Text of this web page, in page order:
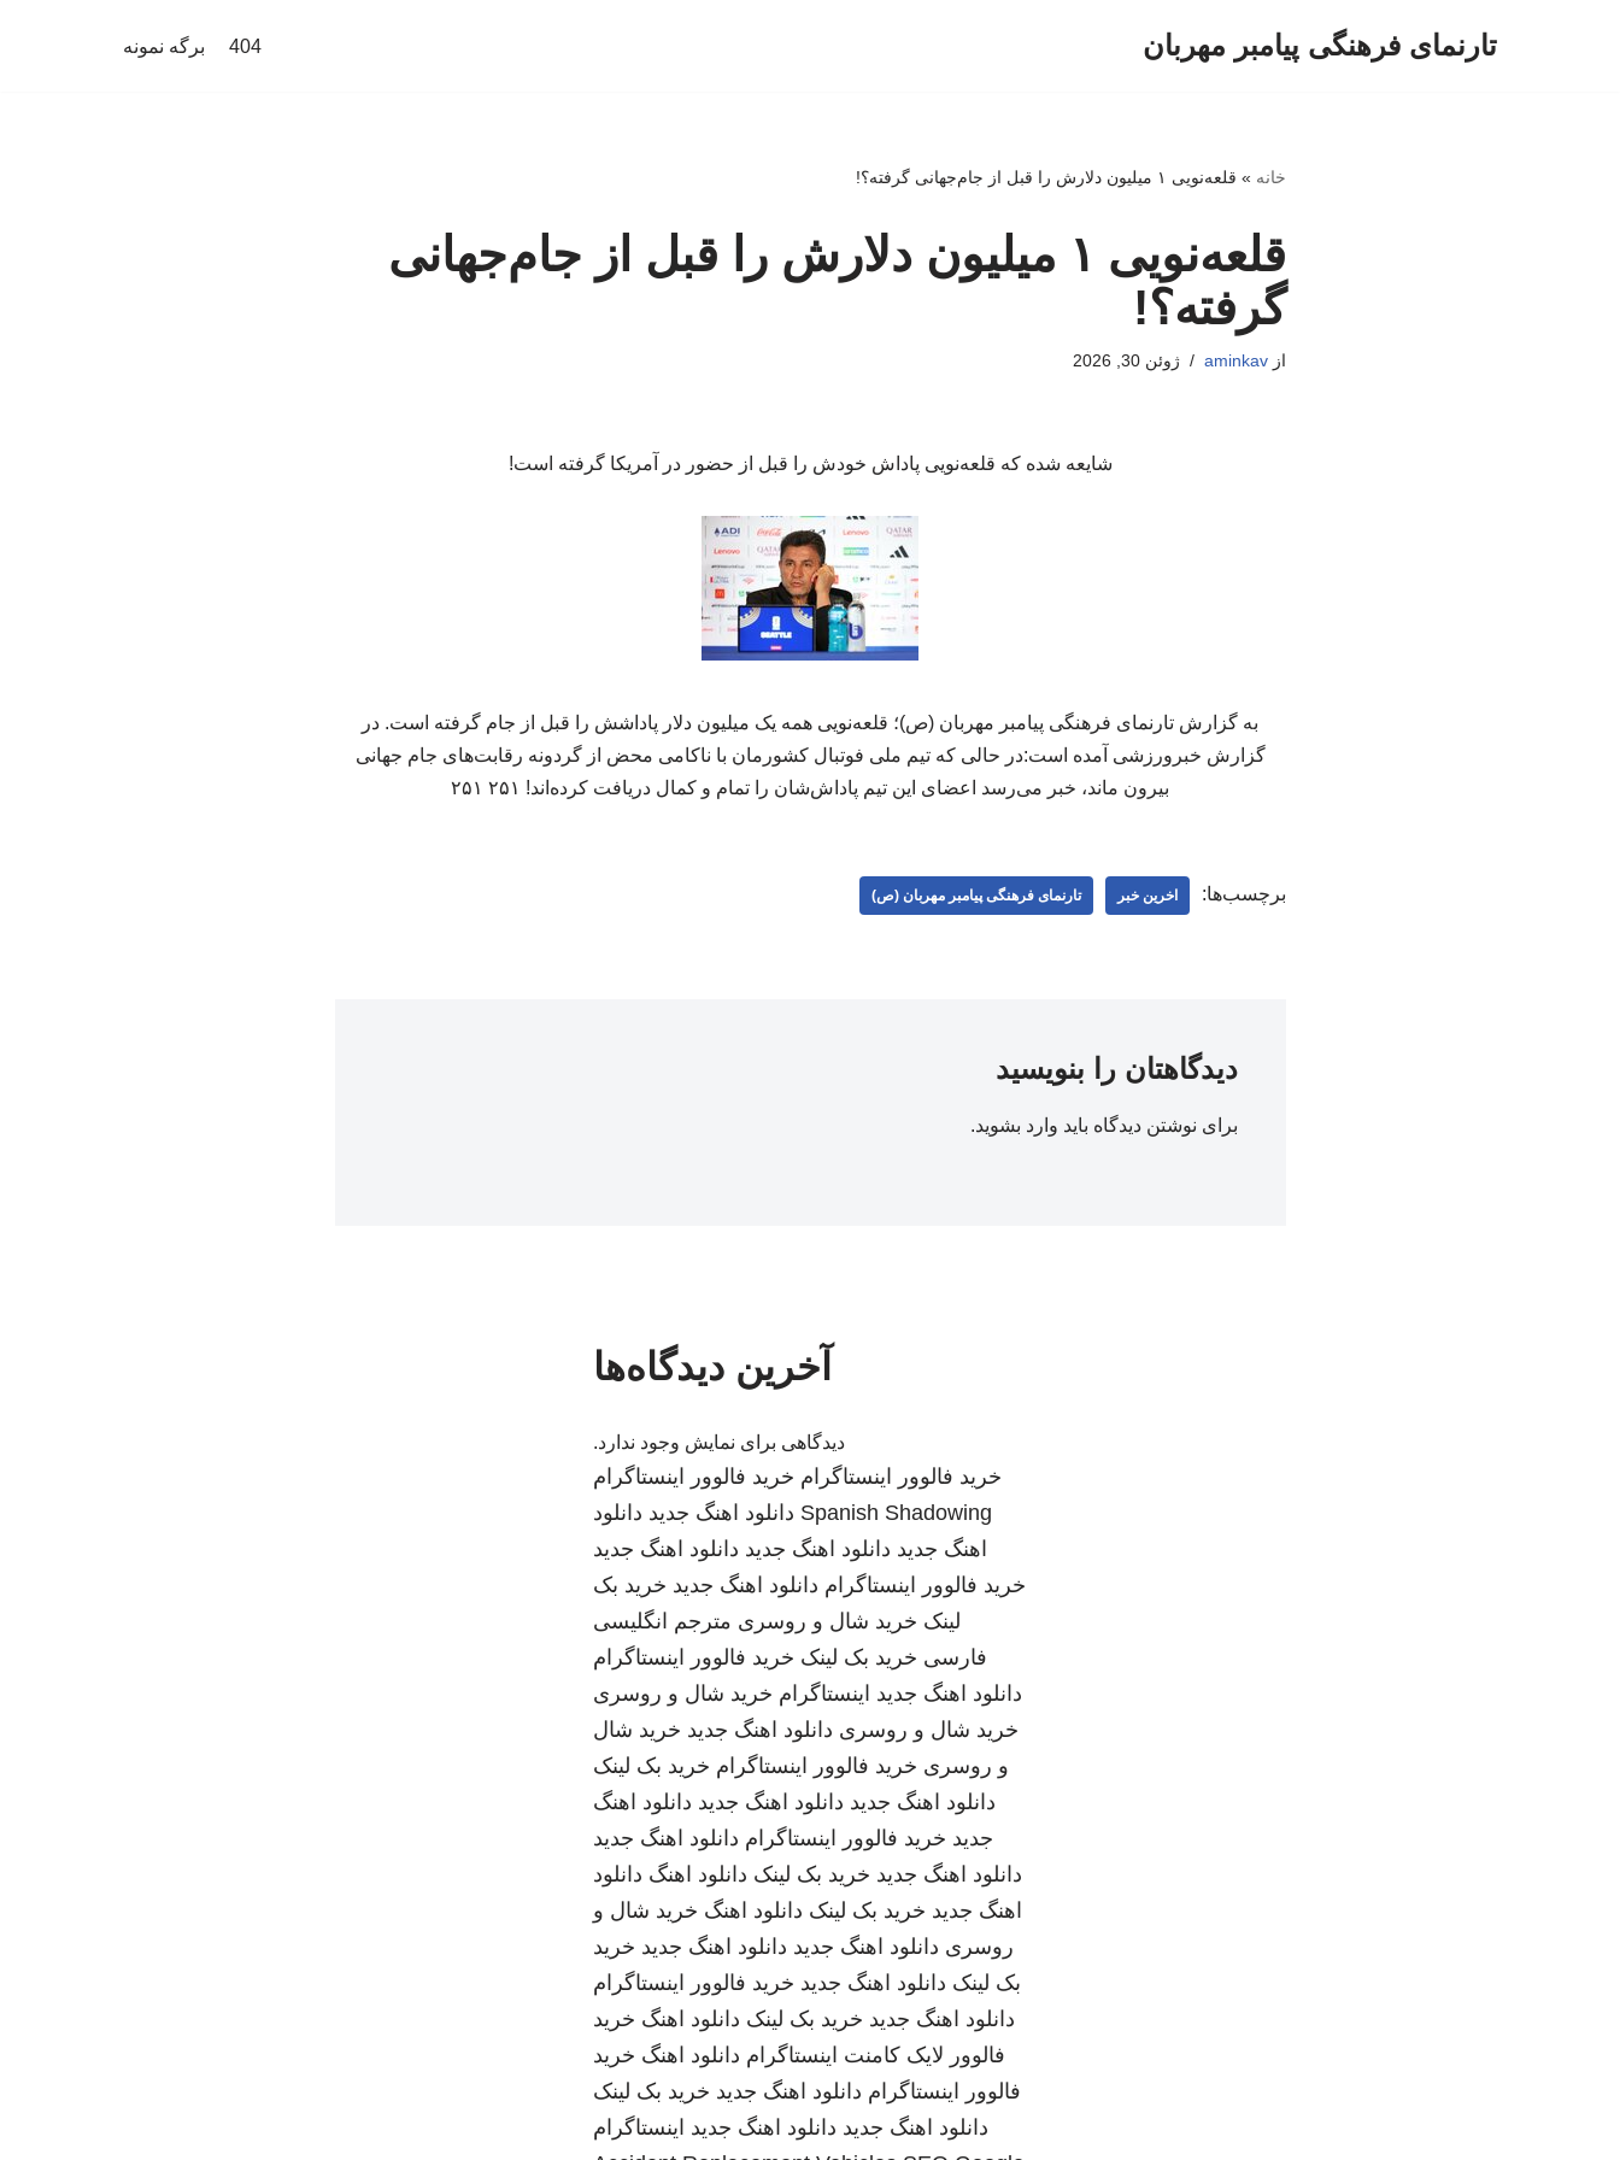
تارنمای فرهنگی پیامبر مهربان 404 برگه نمونه
خانه » قلعه‌نویی ۱ میلیون دلارش را قبل از جام‌جهانی گرفته؟!
قلعه‌نویی ۱ میلیون دلارش را قبل از جام‌جهانی
گرفته؟!
ازaminkav ژوئن 30, 2026
شایعه شده که قلعه‌نویی پاداش خودش را قبل از حضور در آمریکا گرفته است!
به گزارش تارنمای فرهنگی پیامبر مهربان (ص)؛ قلعه‌نویی همه یک میلیون دلار پاداشش را قبل از جام گرفته است. در
گزارش خبرورزشی آمده است:در حالی که تیم ملی فوتبال کشورمان با ناکامی محض از گردونه رقابت‌های جام جهانی
بیرون ماند، خبر می‌رسد اعضای این تیم پاداش‌شان را تمام و کمال دریافت کرده‌اند! ۲۵۱ ۲۵۱
برچسب‌ها: اخرین خبر تارنمای فرهنگی پیامبر مهربان (ص)
دیدگاهتان را بنویسید
برای نوشتن دیدگاه باید وارد بشوید.
آخرین دیدگاه‌ها
دیدگاهی برای نمایش وجود ندارد.
خرید فالوور اینستاگرام خرید فالوور اینستاگرام
Spanish Shadowing دانلود اهنگ جدید دانلود
اهنگ جدید دانلود اهنگ جدید دانلود اهنگ جدید
خرید فالوور اینستاگرام دانلود اهنگ جدید خرید بک
لینک خرید شال و روسری مترجم انگلیسی
فارسی خرید بک لینک خرید فالوور اینستاگرام
دانلود اهنگ جدید اینستاگرام خرید شال و روسری
خرید شال و روسری دانلود اهنگ جدید خرید شال
و روسری خرید فالوور اینستاگرام خرید بک لینک
دانلود اهنگ جدید دانلود اهنگ جدید دانلود اهنگ
جدید خرید فالوور اینستاگرام دانلود اهنگ جدید
دانلود اهنگ جدید خرید بک لینک دانلود اهنگ دانلود
اهنگ جدید خرید بک لینک دانلود اهنگ خرید شال و
روسری دانلود اهنگ جدید دانلود اهنگ جدید خرید
بک لینک دانلود اهنگ جدید خرید فالوور اینستاگرام
دانلود اهنگ جدید خرید بک لینک دانلود اهنگ خرید
فالوور لایک کامنت اینستاگرام دانلود اهنگ خرید
فالوور اینستاگرام دانلود اهنگ جدید خرید بک لینک
دانلود اهنگ جدید دانلود اهنگ جدید اینستاگرام